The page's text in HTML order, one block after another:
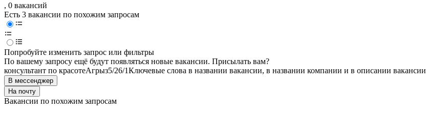
, 0 вакансий
Есть 3 вакансии по похожим запросам
Попробуйте изменить запрос или фильтры
По вашему запросу ещё будут появляться новые вакансии. Присылать вам?
консультант по красотеАгрыз5/26/1Ключевые слова в названии вакансии, в названии компании и в описании вакансии
В мессенджер
На почту
Вакансии по похожим запросам